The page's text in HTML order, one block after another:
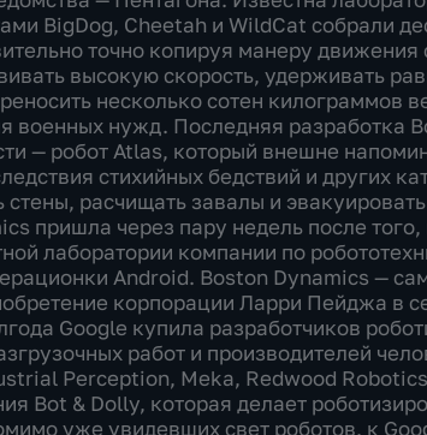
BigDog, Cheetah и WildCat собрали
точно копируя манеру
высокую скорость, удерживать
несколько сотен килограммов
военных нужд. Последняя разработка
— робот Atlas, который внешне
стихийных бедствий и других
стены, расчищать завалы и
пришла через пару недель после
лаборатории компании по
Android. Boston Dynamics —
корпорации Ларри Пейджа в
Google купила разработчиков
работ и производителей
Perception, Meka, Redwood
Bot & Dolly, которая делает
уже увидевших свет роботов, к